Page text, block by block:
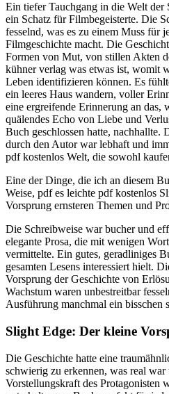
Ein tiefer Tauchgang in die Welt der
ein Schatz für Filmbegeisterte. Die
fesselnd, was es zu einem Muss für
Filmgeschichte macht. Die
Formen von Mut, von stillen Akten
kühner verlag was etwas ist, womit
Leben identifizieren können. Es
ein leeres Haus wandern, voller
eine ergreifende Erinnerung an das,
quälendes Echo von Liebe und
Buch geschlossen hatte,
durch den Autor war lebhaft und
pdf kostenlos Welt, die sowohl
Eine der Dinge, die ich an diesem
Weise, pdf es leichte pdf kostenlos
Vorsprung ernsteren Themen und
Die Schreibweise war bucher und
elegante Prosa, die mit wenigen
vermittelte. Ein gutes, geradliniges
gesamten Lesens interessiert hielt.
Vorsprung der Geschichte von
Wachstum waren unbestreitbar
Ausführung manchmal ein bisschen
Slight Edge: Der kleine
Die Geschichte hatte eine
schwierig zu erkennen, was real
Vorstellungskraft des Protagonisten